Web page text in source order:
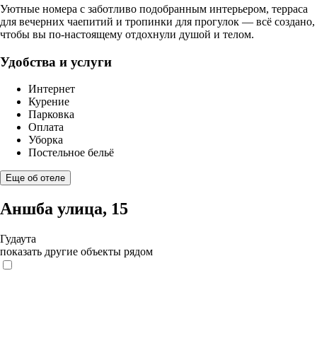
Уютные номера с заботливо подобранным интерьером, терраса
для вечерних чаепитий и тропинки для прогулок — всё создано,
чтобы вы по-настоящему отдохнули душой и телом.
Удобства и услуги
Интернет
Курение
Парковка
Оплата
Уборка
Постельное бельё
Еще об отеле
Аншба улица, 15
Гудаута
показать другие объекты рядом